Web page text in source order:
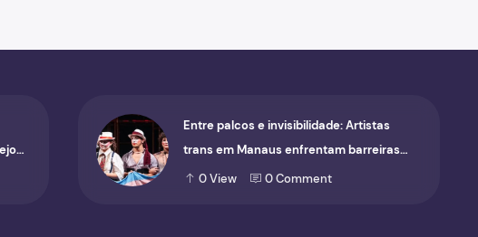
Entre palcos e invisibilidade: Artistas
trans em Manaus enfrentam barreiras
para ocupar o cenário cultural
0View 0Comment